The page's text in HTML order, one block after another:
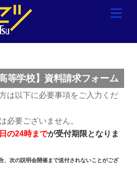
等学校】資料請求フォーム
は以下に必要事項をご入力くだ
必要ございません。
の24時までが受付期限となりま
次の説明会開催まで送付されないことがござ